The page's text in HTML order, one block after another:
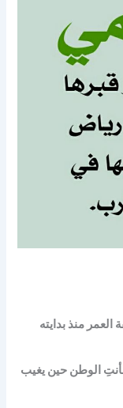
العمر منذ بدايته
الوطن حين يغيب